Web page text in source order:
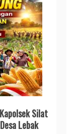
Silat
Lebak